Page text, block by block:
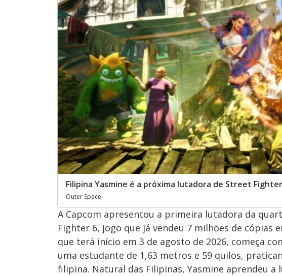
Filipina Yasmine é a próxima lutadora de Street
Outer Space
A Capcom apresentou a primeira lutadora da
Fighter 6, jogo que já vendeu 7 milhões de cópias
que terá início em 3 de agosto de 2026, começa
uma estudante de 1,63 metros e 59 quilos,
filipina. Natural das Filipinas, Yasmine aprendeu a